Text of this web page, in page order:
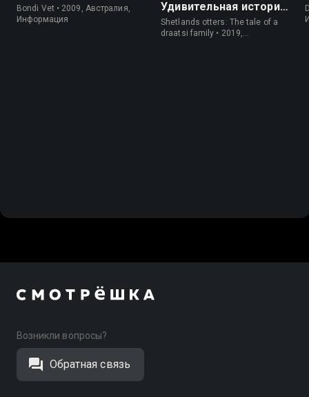
Bondi Vet • 2009, Австралия,
Информация
Удивительная история
одной семьи
Shetlands otters: The tale of a
draatsi family • 2019,
Возникли вопросы?
Обратная связь